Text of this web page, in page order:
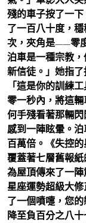
殘的車子按了一
了一百八十度，
次，夾角是——零
泊車是一種宗教，
新信徒。」她指
「這是你的訓練
零一秒內，將這輛
何手殘看著那輛
感到一陣眩暈。
百萬倍。《失控
覆蓋著七層舊報
為屋頂傳來了一
星座運勢超級大
了一個噴嚏，您
降至負百分之八